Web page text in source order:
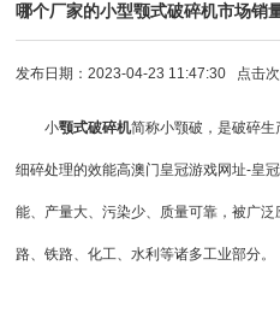
哪个厂家的小型颚式破碎机市场销
发布日期：2023-04-23 11:47:30 点击次
小颚式破碎机简称小颚破 ，是破碎
细碎处理的效能高澳门皇冠游戏网址-皇
能、产量大、污染少、质量可靠，被广
路、铁路、化工、水利等诸多工业部分。